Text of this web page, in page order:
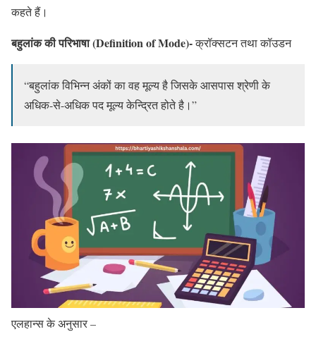
कहते हैं।
बहुलांक की परिभाषा (Definition of Mode)-क्रॉक्सटन तथा कॉउडन
“बहुलांक विभिन्न अंकों का वह मूल्य है जिसके आसपास श्रेणी के
अधिक-से-अधिक पद मूल्य केन्द्रित होते है।”
एलहान्स के अनुसार –